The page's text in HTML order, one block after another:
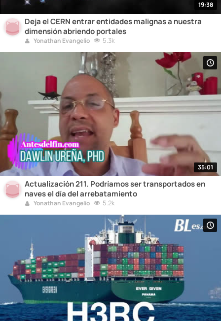
19:38
Deja el CERN entrar entidades malignas a nuestra
dimensión abriendo portales
Yonathan Evangelio 5.3k
35:01
Actualización 211. Podríamos ser transportados en
naves el día del arrebatamiento
Yonathan Evangelio 5.2k